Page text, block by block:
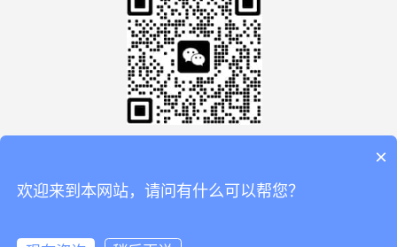
×
欢迎来到本网站，请问有什么可以帮您？